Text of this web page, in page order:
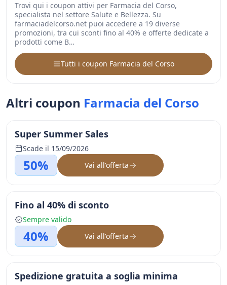
Trovi qui i coupon attivi per Farmacia del Corso,
specialista nel settore Salute e Bellezza. Su
farmaciadelcorso.net puoi accedere a 19 diverse
promozioni, tra cui sconti fino al 40% e offerte dedicate a
prodotti come B…
Tutti i coupon Farmacia del Corso
Altri coupon Farmacia del Corso
Super Summer Sales
Scade il 15/09/2026
50% Vai all'offerta
Fino al 40% di sconto
Sempre valido
40% Vai all'offerta
Spedizione gratuita a soglia minima